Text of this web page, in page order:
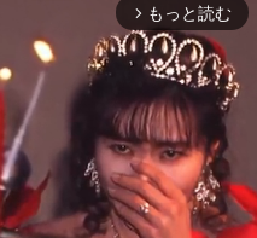
arrow_forward_ios もっと読む